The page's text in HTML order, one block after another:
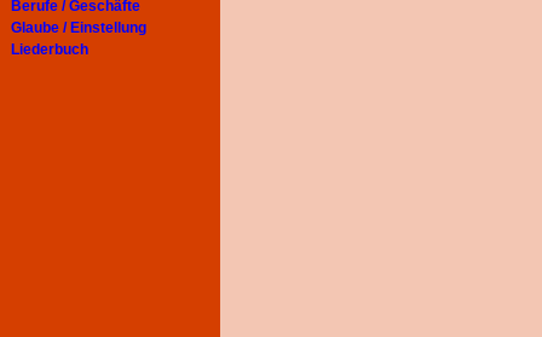
Berufe / Geschäfte
Glaube / Einstellung
Liederbuch